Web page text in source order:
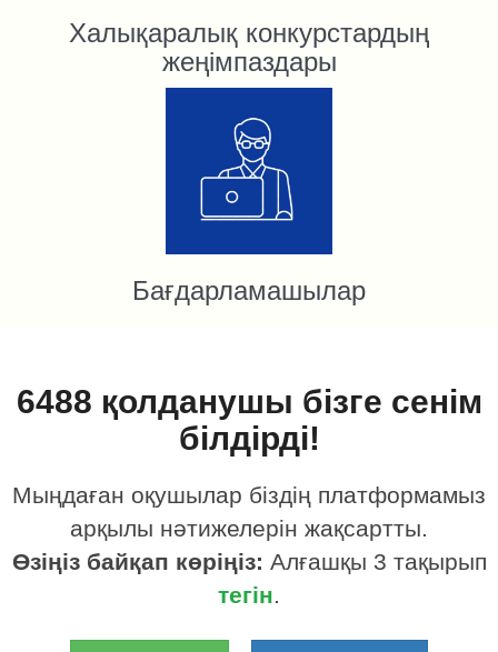
Халықаралық конкурстардың
жеңімпаздары
Бағдарламашылар
6488 қолданушы бізге сенім
білдірді!
Мыңдаған оқушылар біздің платформамыз
арқылы нәтижелерін жақсартты.
Өзіңіз байқап көріңіз: Алғашқы 3 тақырып
тегін.